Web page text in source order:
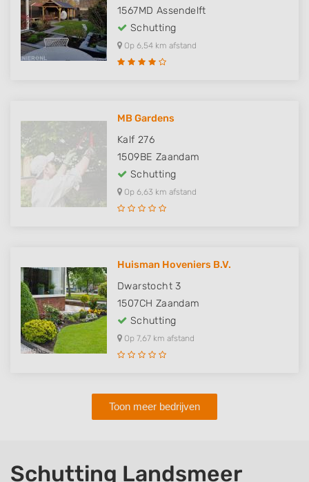
1567MD Assendelft
Schutting
Op 6,54 km afstand
MB Gardens
Kalf 276
1509BE Zaandam
Schutting
Op 6,63 km afstand
Huisman Hoveniers B.V.
Dwarstocht 3
1507CH Zaandam
Schutting
Op 7,67 km afstand
Toon meer bedrijven
Schutting Landsmeer